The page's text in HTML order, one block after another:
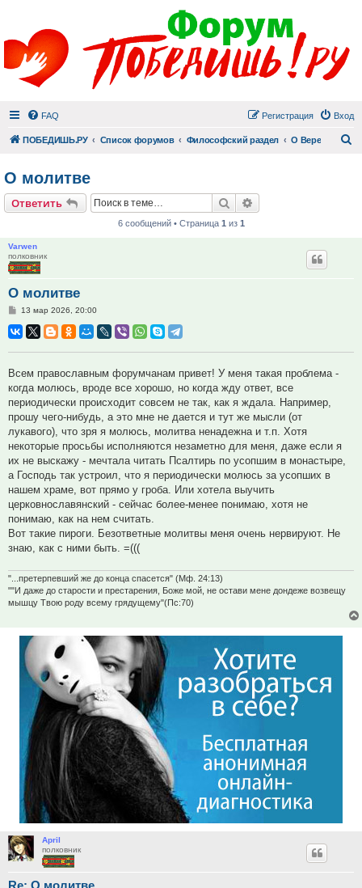
FAQ Вход
Регистрация
ПОБЕДИШЬ.РУ Список форумов Философский раздел О Вере
О молитве
Ответить Поиск
6 сообщений • Страница 1 из 1
Varwen
полковник
О молитве
Сообщение
13 мар 2026, 20:00
Всем православным форумчанам привет! У меня такая проблема -
когда молюсь, вроде все хорошо, но когда жду ответ, все
периодически происходит совсем не так, как я ждала. Например,
прошу чего-нибудь, а это мне не дается и тут же мысли (от
лукавого), что зря я молюсь, молитва ненадежна и т.п. Хотя
некоторые просьбы исполняются незаметно для меня, даже если я
их не выскажу - мечтала читать Псалтирь по усопшим в монастыре,
а Господь так устроил, что я периодически молюсь за усопших в
нашем храме, вот прямо у гроба. Или хотела выучить
церковнославянский - сейчас более-менее понимаю, хотя не
понимаю, как на нем считать.
Вот такие пироги. Безответные молитвы меня очень нервируют. Не
знаю, как с ними быть. =(((
"...претерпевший же до конца спасется" (Мф. 24:13)
""И даже до старости и престарения, Боже мой, не остави мене дондеже возвещу
мышцу Твою роду всему грядущему"(Пс:70)
April
полковник